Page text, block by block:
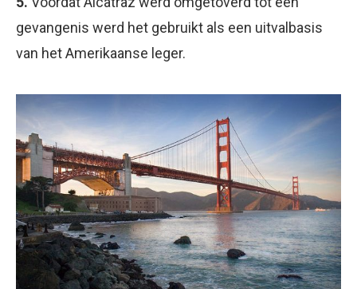
gevangenis werd het gebruikt als een uitvalbasis
van het Amerikaanse leger.